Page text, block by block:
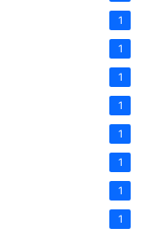
1
1
1
1
1
1
1
1